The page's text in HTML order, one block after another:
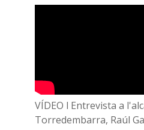
VÍDEO l Entrevista a
Torredembarra, Raúl